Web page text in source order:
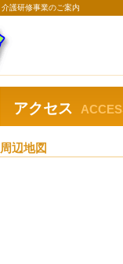
護研修事業のご案内
アクセス
周辺地図